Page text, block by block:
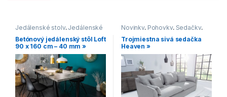
Jedálenské stoly, Jedálenské
stoly s čiernou podnožou,
Jedálenské stoly v modernom
štýle,Stoly
Betónový jedálenský stôl Loft
90 x 160 cm – 40 mm »
Novinky, Pohovky, Sedačky,
Sedenie
Trojmiestna sivá sedačka
Heaven »